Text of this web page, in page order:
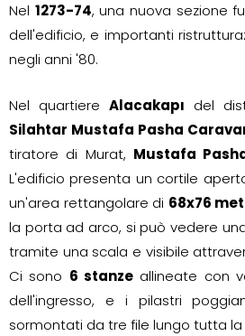
Nel 1273-74, una nuova sezione
dell'edificio, e importanti
negli anni '80.
Nel quartiere Alacakapı del
Silahtar Mustafa Pasha
tiratore di Murat, Mustafa
L'edificio presenta un cortile
un'area rettangolare di 68x76
la porta ad arco, si può vedere
tramite una scala e visibile
Ci sono 6 stanzeallineate con
dell'ingresso, e i pilastri
sormontati da tre file lungo tutta